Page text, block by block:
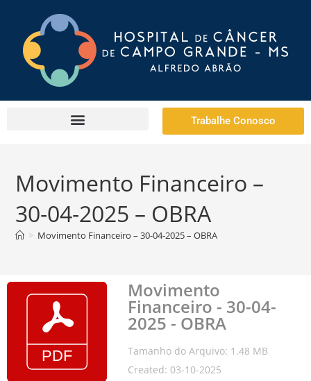
Trabalhe Conosco
Movimento Financeiro –
30-04-2025 – OBRA
> Movimento Financeiro – 30-04-2025 – OBRA
Movimento
Financeiro - 30-04-
2025 - OBRA
Tamanho do Arquivo: 1.48 MB
Created: 03-10-2025